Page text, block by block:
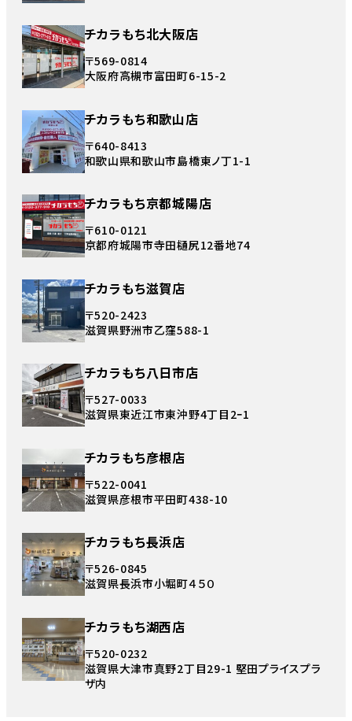
チカラもち北大阪店
〒569-0814
大阪府高槻市富田町6-15-2
チカラもち和歌山店
〒640-8413
和歌山県和歌山市島橋東ノ丁1-1
チカラもち京都城陽店
〒610-0121
京都府城陽市寺田樋尻12番地74
チカラもち滋賀店
〒520-2423
滋賀県野洲市乙窪588-1
チカラもち八日市店
〒527-0033
滋賀県東近江市東沖野4丁目2ｰ1
チカラもち彦根店
〒522-0041
滋賀県彦根市平田町438-10
チカラもち長浜店
〒526-0845
滋賀県長浜市小堀町４５０
チカラもち湖西店
〒520-0232
滋賀県大津市真野2丁目29-1 堅田プライスプラ
ザ内